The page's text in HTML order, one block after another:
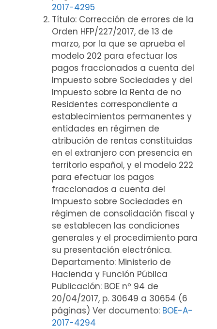
2017-4295
Título: Corrección de errores de la
Orden HFP/227/2017, de 13 de
marzo, por la que se aprueba el
modelo 202 para efectuar los
pagos fraccionados a cuenta del
Impuesto sobre Sociedades y del
Impuesto sobre la Renta de no
Residentes correspondiente a
establecimientos permanentes y
entidades en régimen de
atribución de rentas constituidas
en el extranjero con presencia en
territorio español, y el modelo 222
para efectuar los pagos
fraccionados a cuenta del
Impuesto sobre Sociedades en
régimen de consolidación fiscal y
se establecen las condiciones
generales y el procedimiento para
su presentación electrónica.
Departamento: Ministerio de
Hacienda y Función Pública
Publicación: BOE nº 94 de
20/04/2017, p. 30649 a 30654 (6
páginas) Ver documento: BOE-A-
2017-4294